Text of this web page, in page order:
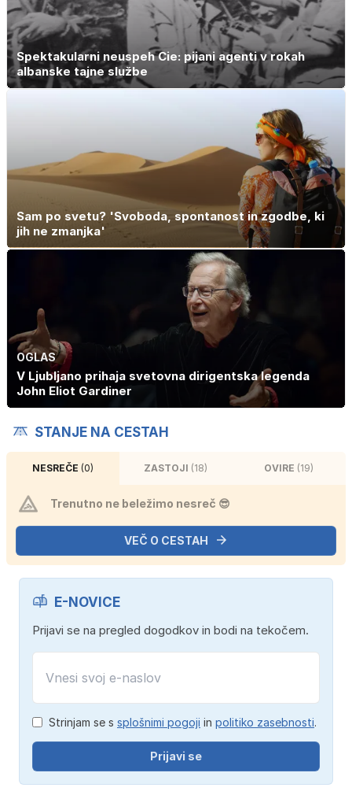
Spektakularni neuspeh Cie: pijani agenti v rokah
albanske tajne službe
Sam po svetu? 'Svoboda, spontanost in zgodbe, ki
jih ne zmanjka'
OGLAS
V Ljubljano prihaja svetovna dirigentska legenda
John Eliot Gardiner
STANJE NA CESTAH
NESREČE (0) ZASTOJI (18) OVIRE (19)
Trenutno ne beležimo nesreč 😎
VEČ O CESTAH
E-NOVICE
Prijavi se na pregled dogodkov in bodi na tekočem.
Strinjam se s splošnimi pogoji in politiko zasebnosti.
Prijavi se